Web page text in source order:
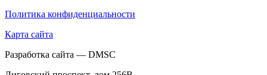
Политика конфиденциальности
Карта сайта
Разработка сайта — DMSC